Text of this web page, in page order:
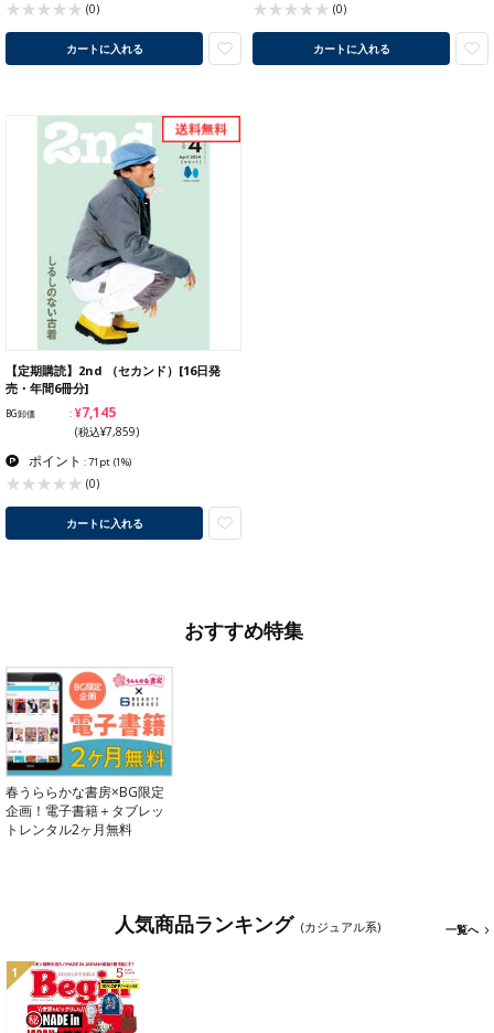
(0)
カートに入れる
(0)
カートに入れる
【定期購読】2nd （セカンド）[16日発
売・年間6冊分]
BG卸価 ¥7,145
(税込¥7,859)
ポイント : 71pt (1%)
(0)
カートに入れる
おすすめ特集
春うららかな書房×BG限定
企画！電子書籍＋タブレッ
トレンタル2ヶ月無料
人気商品ランキング (カジュアル系) 一覧へ
1